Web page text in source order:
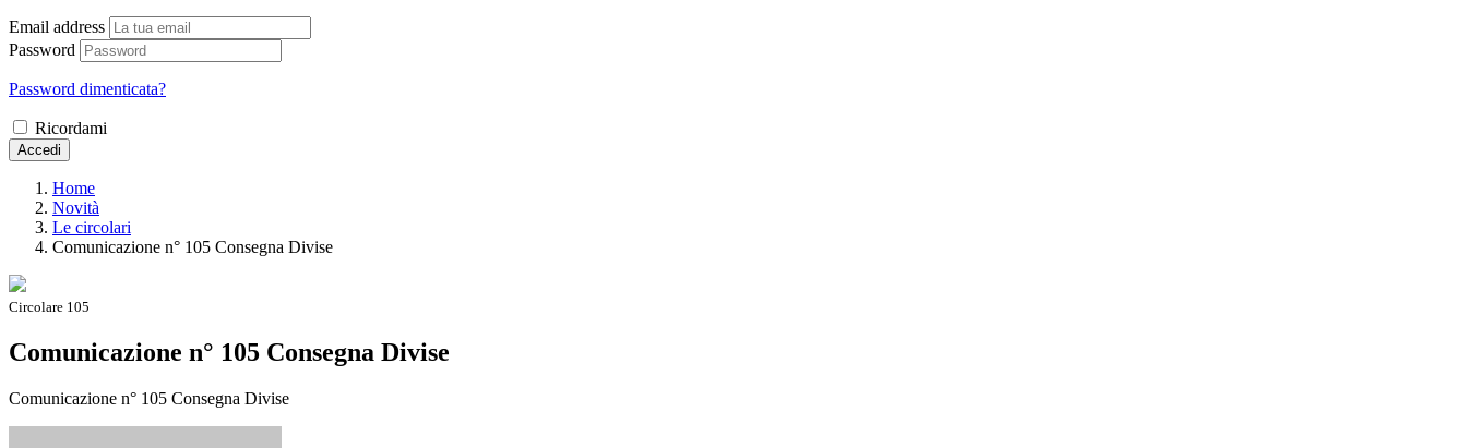
Email address
Password
Password dimenticata?
Ricordami
Accedi
Home
Novità
Le circolari
Comunicazione n° 105 Consegna Divise
Circolare 105
Comunicazione n° 105 Consegna Divise
Comunicazione n° 105 Consegna Divise